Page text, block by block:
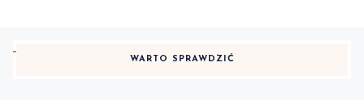
WARTO SPRAWDZIĆ